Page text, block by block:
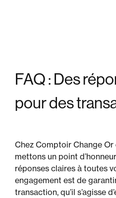
FAQ : Des
pour des
Chez Comptoir Change Or
mettons un point
réponses claires à toutes
engagement est de
transaction, qu’il s’agisse